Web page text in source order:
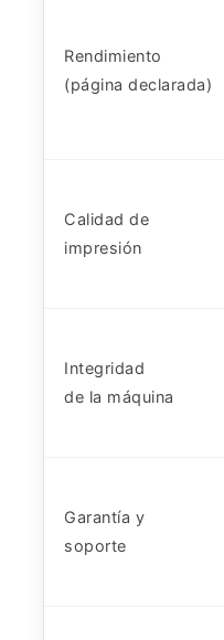
Rendimiento
(página declarada)
Calidad de
impresión
Integridad
de la máquina
Garantía y
soporte